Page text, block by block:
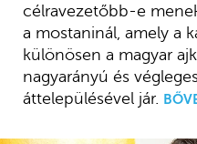
célravezetőbb-e
a mostaninál, amely a
különösen a magyar
nagyarányú és
áttelepülésével jár.